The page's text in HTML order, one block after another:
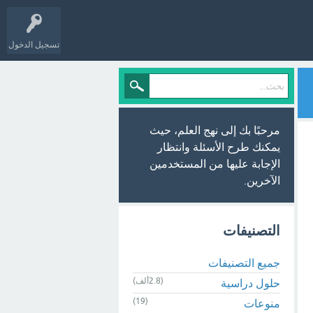
تسجيل الدخول
مرحبًا بك إلى نهج العلم، حيث
يمكنك طرح الأسئلة وانتظار
الإجابة عليها من المستخدمين
الآخرين.
التصنيفات
جميع التصنيفات
حلول دراسية
(2.8ألف)
منوعات (19)